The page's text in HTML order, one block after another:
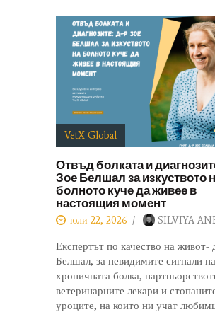
VetX Global
Отвъд болката и
Зое Белшал за изкуството
болното куче да живее в
настоящия момент
юли 22, 2026 SILVIYA
Експертът по качество на живот-
Белшал, за невидимите сигнали на
хроничната болка,
ветеринарните лекари и
уроците, на които ни учат